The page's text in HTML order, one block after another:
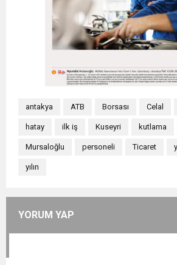
antakya ATB Borsası Celal
hatay ilk iş Kuseyri kutlama
Mursaloğlu personeli Ticaret
yılın
YORUM YAP